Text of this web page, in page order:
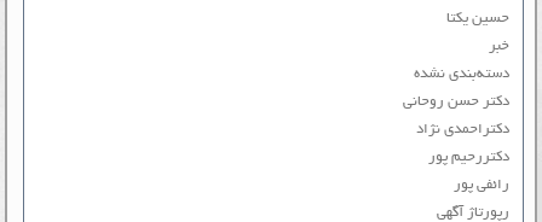
حسین یکتا
خبر
دسته‌بندی نشده
دکتر حسن روحانی
دکتراحمدی نژاد
دکتررحیم پور
رائفی پور
رپورتاژ آگهی